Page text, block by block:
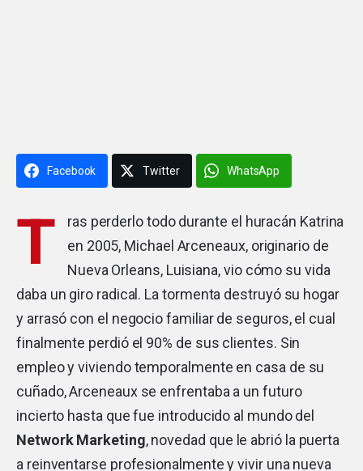
Facebook Twitter WhatsApp
T
ras perderlo todo durante el huracán Katrina
en 2005, Michael Arceneaux, originario de
Nueva Orleans, Luisiana, vio cómo su vida
daba un giro radical. La tormenta destruyó su hogar
y arrasó con el negocio familiar de seguros, el cual
finalmente perdió el 90% de sus clientes. Sin
empleo y viviendo temporalmente en casa de su
cuñado, Arceneaux se enfrentaba a un futuro
incierto hasta que fue introducido al mundo del
Network Marketing, novedad que le abrió la puerta
a reinventarse profesionalmente y vivir una nueva